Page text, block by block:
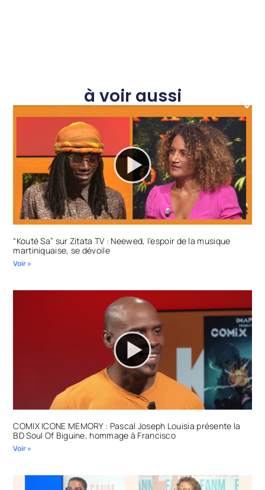
à voir aussi
“Kouté Sa” sur Zitata TV : Neewed, l’espoir de la musique
martiniquaise, se dévoile
Voir »
COMIX ICONE MEMORY : Pascal Joseph Louisia présente la
BD Soul Of Biguine, hommage à Francisco
Voir »